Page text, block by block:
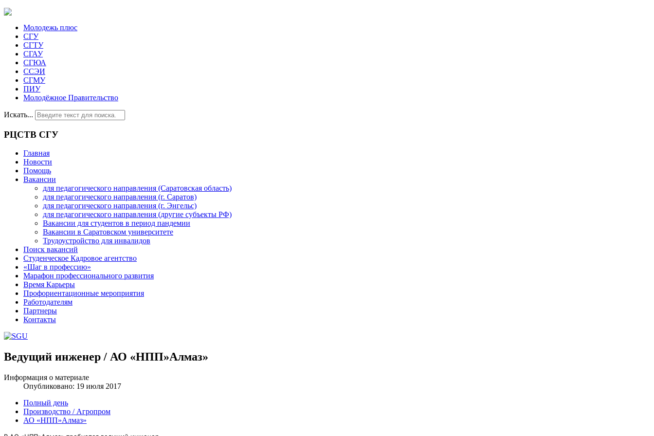
Молодежь плюс
СГУ
СГТУ
СГАУ
СГЮА
ССЭИ
СГМУ
ПИУ
Молодёжное Правительство
Искать...
РЦСТВ СГУ
Главная
Новости
Помощь
Вакансии
для педагогического направления (Саратовская область)
для педагогического направления (г. Саратов)
для педагогического направления (г. Энгельс)
для педагогического направления (другие субъекты РФ)
Вакансии для студентов в период пандемии
Вакансии в Саратовском университете
Трудоустройство для инвалидов
Поиск вакансий
Студенческое Кадровое агентство
«Шаг в профессию»
Марафон профессионального развития
Время Карьеры
Профориентационные мероприятия
Работодателям
Партнеры
Контакты
Шаблоны Joomla 3 здесь:http://www.joomla3x.ru/joomla3-templates.html
Ведущий инженер / АО «НПП»Алмаз»
Информация о материале
Опубликовано: 19 июля 2017
Полный день
Производство / Агропром
АО «НПП»Алмаз»